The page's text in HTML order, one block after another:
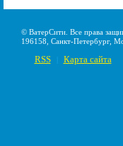
© ВатерСити. Все права
196158, Санкт-Петербург,
RSS Карта сайта